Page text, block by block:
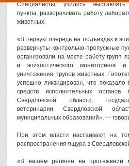
Специалисты учились выставлять
пункты, разворачивать работу
животных.
«В первую очередь на подъездах к
развернуты контрольно-пропускные
организовали на месте работу групп
и эпизоотического мониторинга
уничтожения трупов животных.
успешно ликвидирован, что показало
средств исполнительных органов
Свердловской области,
ветеринарии Свердловской
муниципальных образований», —
При этом власти настаивают на
распространения ящура в
«В нашем регионе на протяжении